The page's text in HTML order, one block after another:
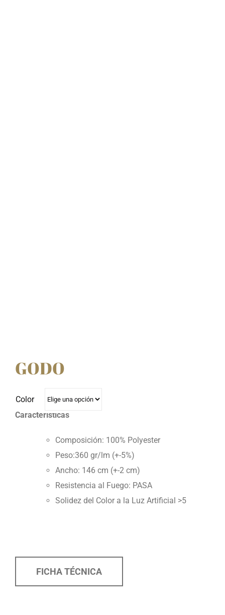
GODO
Color
Características
Composición: 100% Polyester
Peso:360 gr/lm (+-5%)
Ancho: 146 cm (+-2 cm)
Resistencia al Fuego: PASA
Solidez del Color a la Luz Artificial >5
FICHA TÉCNICA